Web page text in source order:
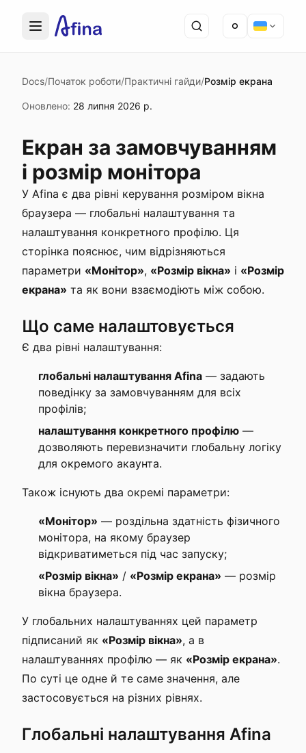
Docs/Початок роботи/Практичні гайди/Розмір екрана
Оновлено: 28 липня 2026 р.
Екран за замовчуванням
і розмір монітора
У Afina є два рівні керування розміром вікна
браузера — глобальні налаштування та
налаштування конкретного профілю. Ця
сторінка пояснює, чим відрізняються
параметри «Монітор», «Розмір вікна» і «Розмір
екрана» та як вони взаємодіють між собою.
Що саме налаштовується
Є два рівні налаштування:
глобальні налаштування Afina — задають
поведінку за замовчуванням для всіх
профілів;
налаштування конкретного профілю —
дозволяють перевизначити глобальну логіку
для окремого акаунта.
Також існують два окремі параметри:
«Монітор» — роздільна здатність фізичного
монітора, на якому браузер
відкриватиметься під час запуску;
«Розмір вікна» / «Розмір екрана» — розмір
вікна браузера.
У глобальних налаштуваннях цей параметр
підписаний як «Розмір вікна», а в
налаштуваннях профілю — як «Розмір екрана».
По суті це одне й те саме значення, але
застосовується на різних рівнях.
Глобальні налаштування Afina